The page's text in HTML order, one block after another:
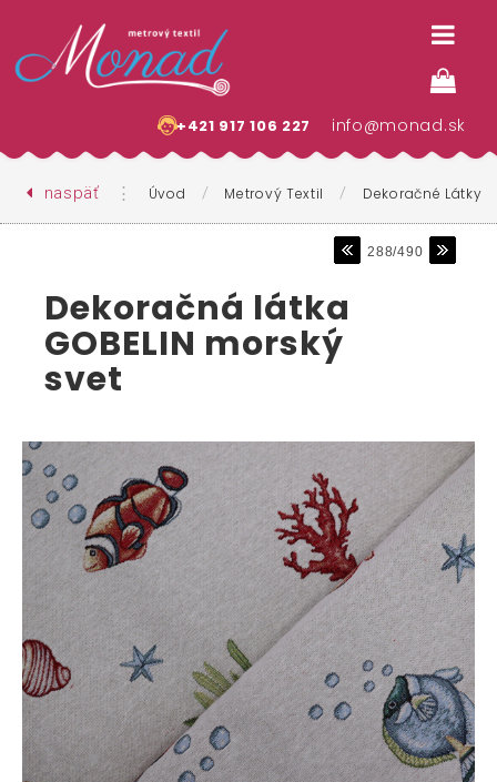
+421 917 106 227 info@monad.sk
naspäť ⋮ Úvod / Metrový Textil / Dekoračné Látky
288/490
Dekoračná látka
GOBELIN morský
svet